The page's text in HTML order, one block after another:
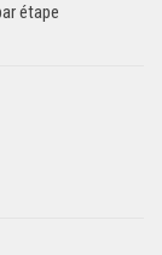
étape